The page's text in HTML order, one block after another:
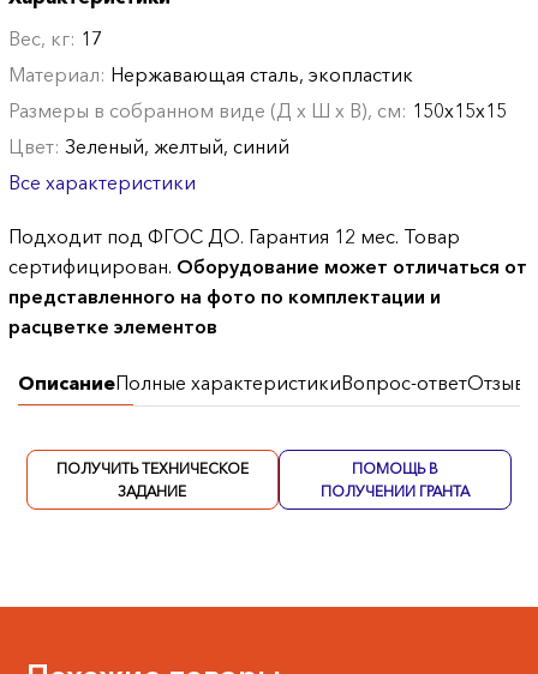
Вес, кг: 17
Материал: Нержавающая сталь, экопластик
Размеры в собранном виде (Д х Ш х В), см: 150х15х15
Цвет:Зеленый, желтый, синий
Все характеристики
Подходит под ФГОС ДО. Гарантия 12 мес. Товар
сертифицирован. Оборудование может отличаться от
представленного на фото по комплектации и
расцветке элементов
ОписаниеПолные характеристикиВопрос-ответОтзывы
ПОЛУЧИТЬ ТЕХНИЧЕСКОЕ
ЗАДАНИЕ
ПОМОЩЬ В
ПОЛУЧЕНИИ ГРАНТА